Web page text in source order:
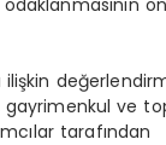
ilişkin
gayrimenkul ve
tarafından